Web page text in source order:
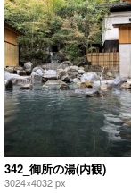
342_御所の湯(内観)
3024×4032 px